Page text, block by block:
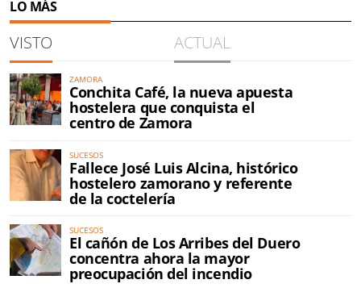
LO MÁS
VISTO ACTUAL
ZAMORA
Conchita Café, la nueva apuesta
hostelera que conquista el
centro de Zamora
SUCESOS
Fallece José Luis Alcina, histórico
hostelero zamorano y referente
de la coctelería
SUCESOS
El cañón de Los Arribes del Duero
concentra ahora la mayor
preocupación del incendio